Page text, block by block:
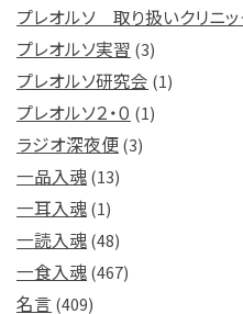
プレオルソ 取り扱いクリニッ
プレオルソ実習 (3)
プレオルソ研究会 (1)
プレオルソ２・０ (1)
ラジオ深夜便(3)
一品入魂(13)
一耳入魂(1)
一読入魂(48)
一食入魂(467)
名言 (409)